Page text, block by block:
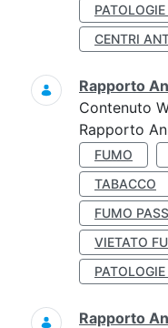
CENTRI
Rapporto
Contenuto
Rapporto
FUMO
TABACCO
FUMO
VIETATO
Rapporto